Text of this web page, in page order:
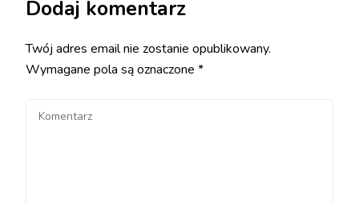
Dodaj komentarz
Twój adres email nie zostanie opublikowany.
Wymagane pola są oznaczone *